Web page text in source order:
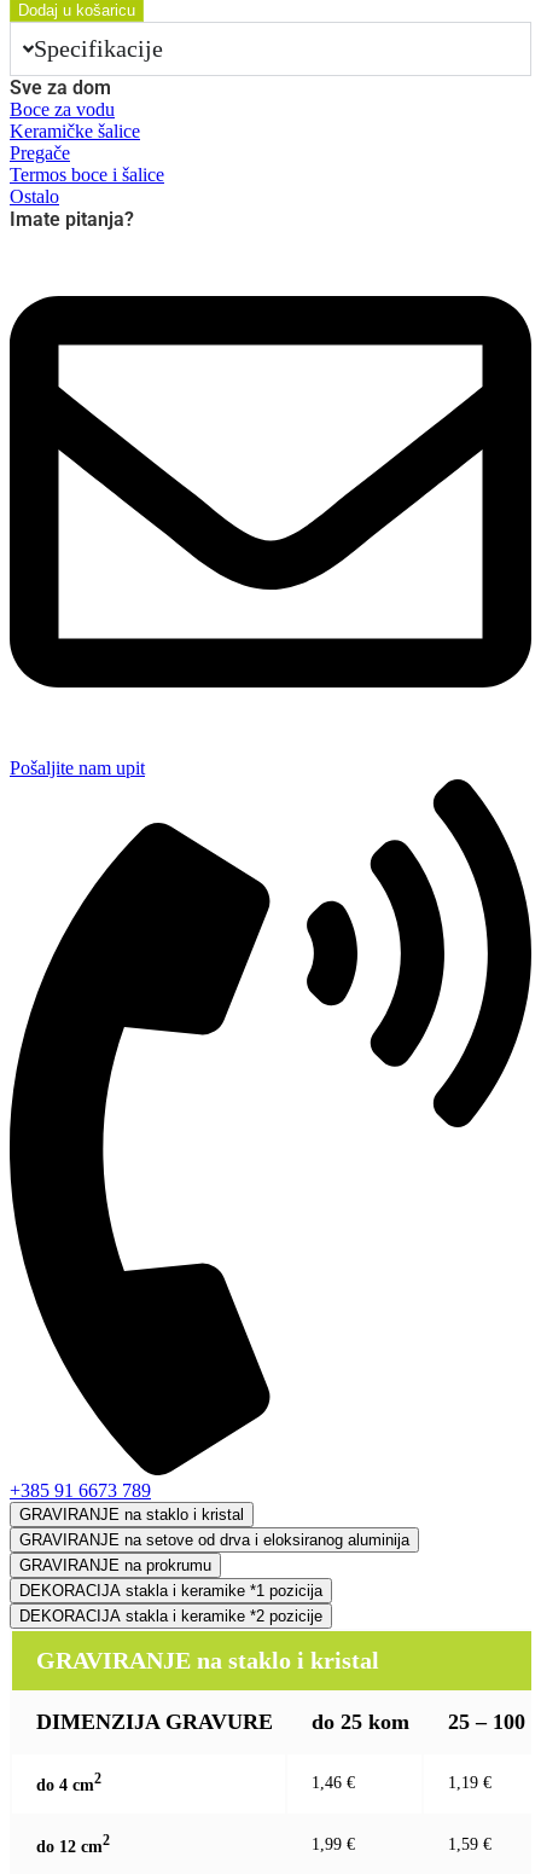
Dodaj u košaricu
Specifikacije
Sve za dom
Boce za vodu
Keramičke šalice
Pregače
Termos boce i šalice
Ostalo
Imate pitanja?
Pošaljite nam upit
+385 91 6673 789
GRAVIRANJE na staklo i kristal
GRAVIRANJE na setove od drva i eloksiranog aluminija
GRAVIRANJE na prokrumu
DEKORACIJA stakla i keramike *1 pozicija
DEKORACIJA stakla i keramike *2 pozicije
GRAVIRANJE na staklo i kristal
DIMENZIJA GRAVURE do 25 kom 25 – 100
do 4 cm2 1,46 € 1,19 €
do 12 cm2 1,99 € 1,59 €